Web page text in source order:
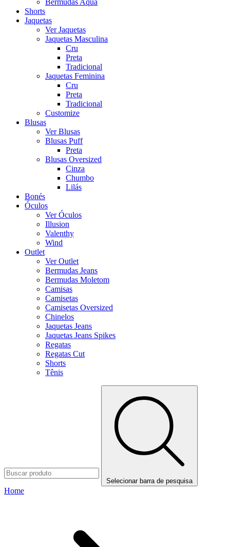
Bermudas Aqua
Shorts
Jaquetas
Ver Jaquetas
Jaquetas Masculina
Cru
Preta
Tradicional
Jaquetas Feminina
Cru
Preta
Tradicional
Customize
Blusas
Ver Blusas
Blusas Puff
Preta
Blusas Oversized
Cinza
Chumbo
Lilás
Bonés
Óculos
Ver Óculos
Illusion
Valenthy
Wind
Outlet
Ver Outlet
Bermudas Jeans
Bermudas Moletom
Camisas
Camisetas
Camisetas Oversized
Chinelos
Jaquetas Jeans
Jaquetas Jeans Spikes
Regatas
Regatas Cut
Shorts
Tênis
Selecionar barra de pesquisa
Home